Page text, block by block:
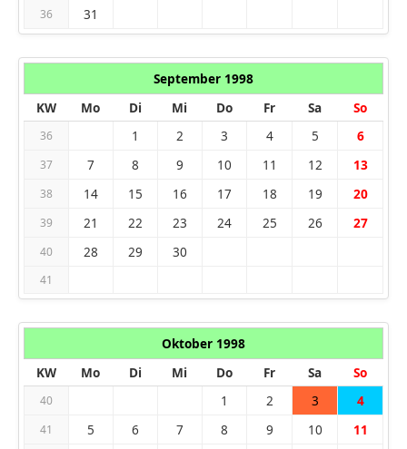
36 31
September 1998
KW
Mo Di Mi Do Fr Sa So
36 1 2 3 4 5 6
37 7 8 9 10 11 12 13
38 14 15 16 17 18 19 20
39 21 22 23 24 25 26 27
40 28 29 30
41
Oktober 1998
KW
Mo Di Mi Do Fr Sa So
40 1 2 3 4
41 5 6 7 8 9 10 11